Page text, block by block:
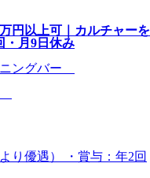
円以上可｜カルチャーを
・月9日休み
ングバー
り優遇） ・賞与：年2回